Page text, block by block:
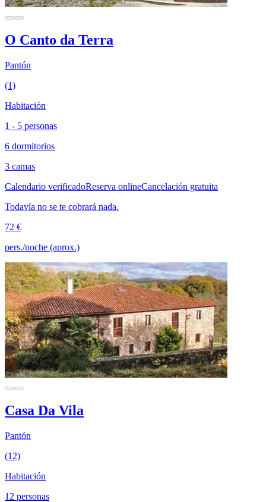
O Canto da Terra
Pantón
(1)
Habitación
1 - 5 personas
6 dormitorios
3 camas
Calendario verificadoReserva onlineCancelación gratuita
Todavía no se te cobrará nada.
72 €
pers./noche (aprox.)
Casa Da Vila
Pantón
(12)
Habitación
12 personas